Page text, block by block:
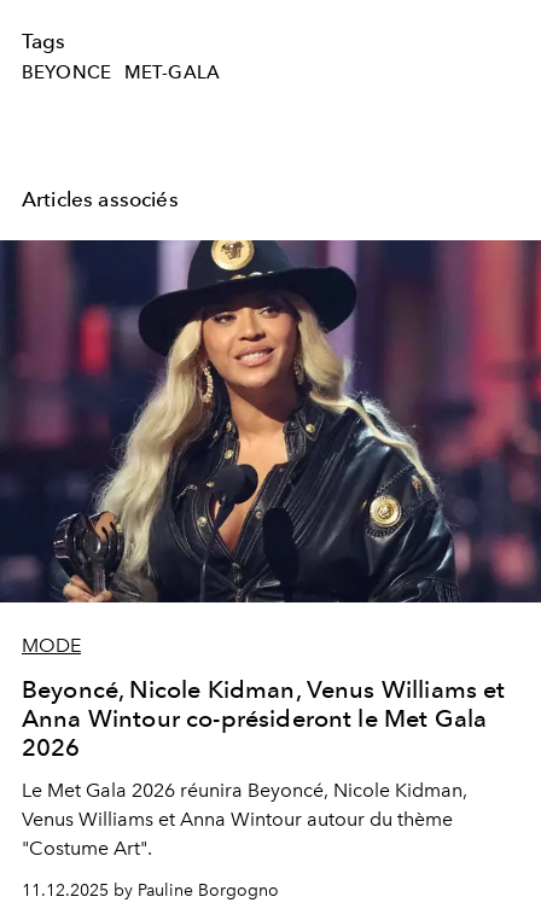
Tags
BEYONCE MET-GALA
Articles associés
MODE
Beyoncé, Nicole Kidman, Venus Williams et
Anna Wintour co-présideront le Met Gala
2026
Le Met Gala 2026 réunira Beyoncé, Nicole Kidman,
Venus Williams et Anna Wintour autour du thème
"Costume Art".
11.12.2025 by Pauline Borgogno